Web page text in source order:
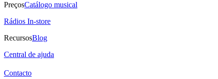
PreçosCatálogo musical
Rádios In-store
RecursosBlog
Central de ajuda
Contacto